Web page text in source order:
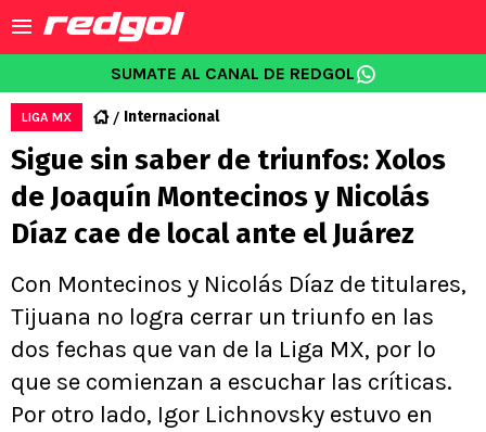
SUMATE AL CANAL DE REDGOL
LIGA MX Internacional
Sigue sin saber de triunfos: Xolos
de Joaquín Montecinos y Nicolás
Díaz cae de local ante el Juárez
Con Montecinos y Nicolás Díaz de titulares,
Tijuana no logra cerrar un triunfo en las
dos fechas que van de la Liga MX, por lo
que se comienzan a escuchar las críticas.
Por otro lado, Igor Lichnovsky estuvo en